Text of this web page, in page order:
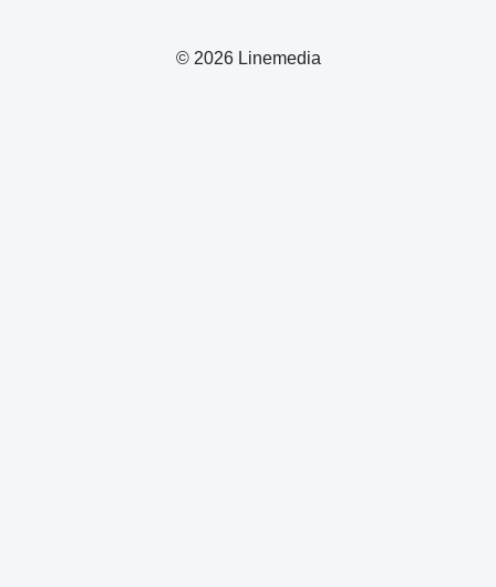
© 2026 Linemedia